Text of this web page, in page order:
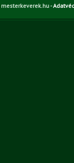
mesterkeverek.hu -